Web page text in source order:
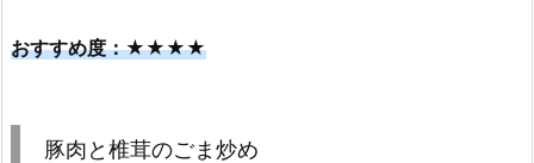
おすすめ度：★★★★
豚肉と椎茸のごま炒め